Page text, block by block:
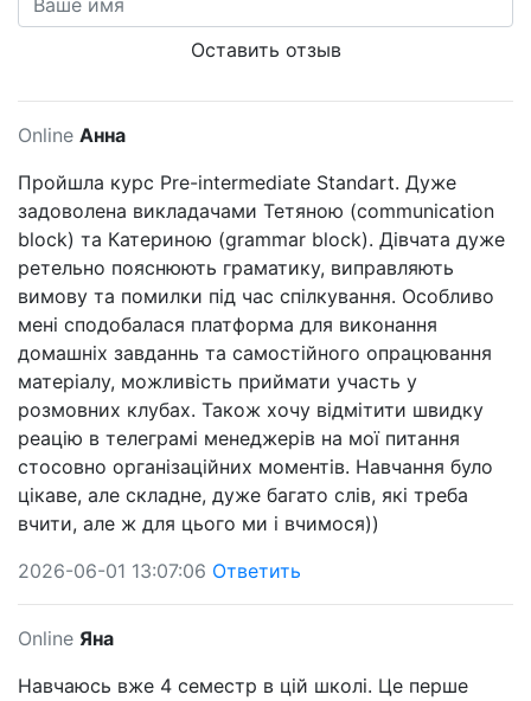
Оставить отзыв
Online Анна
Пройшла курс Pre-intermediate Standart. Дуже
задоволена викладачами Тетяною (communication
block) та Катериною (grammar block). Дівчата дуже
ретельно пояснюють граматику, виправляють
вимову та помилки під час спілкування. Особливо
мені сподобалася платформа для виконання
домашніх завданнь та самостійного опрацювання
матеріалу, можливість приймати участь у
розмовних клубах. Також хочу відмітити швидку
реацію в телеграмі менеджерів на мої питання
стосовно організаційних моментів. Навчання було
цікаве, але складне, дуже багато слів, які треба
вчити, але ж для цього ми і вчимося))
2026-06-01 13:07:06 Ответить
Online Яна
Навчаюсь вже 4 семестр в цій школі. Це перше